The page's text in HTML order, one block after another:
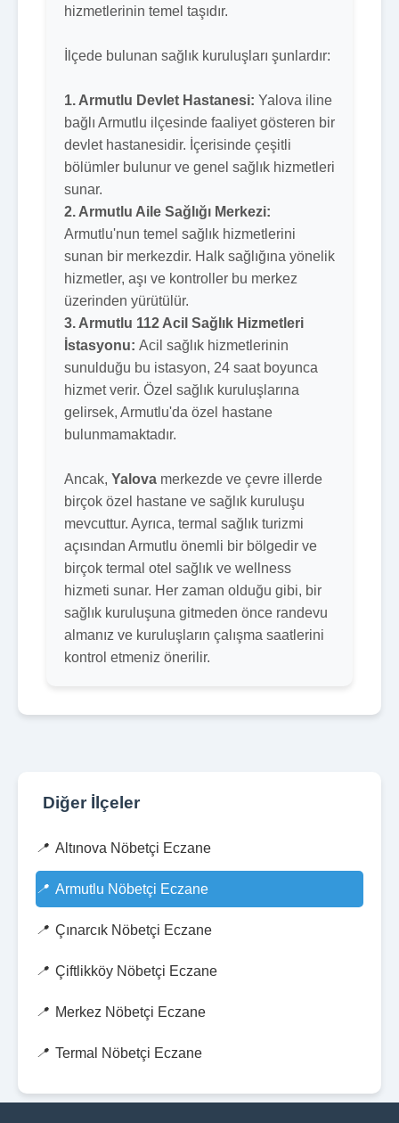
hizmetlerinin temel taşıdır.
İlçede bulunan sağlık kuruluşları şunlardır:
1. Armutlu Devlet Hastanesi: Yalova iline
bağlı Armutlu ilçesinde faaliyet gösteren bir
devlet hastanesidir. İçerisinde çeşitli
bölümler bulunur ve genel sağlık hizmetleri
sunar.
2. Armutlu Aile Sağlığı Merkezi:
Armutlu'nun temel sağlık hizmetlerini
sunan bir merkezdir. Halk sağlığına yönelik
hizmetler, aşı ve kontroller bu merkez
üzerinden yürütülür.
3. Armutlu 112 Acil Sağlık Hizmetleri
İstasyonu: Acil sağlık hizmetlerinin
sunulduğu bu istasyon, 24 saat boyunca
hizmet verir. Özel sağlık kuruluşlarına
gelirsek, Armutlu'da özel hastane
bulunmamaktadır.
Ancak, Yalova merkezde ve çevre illerde
birçok özel hastane ve sağlık kuruluşu
mevcuttur. Ayrıca, termal sağlık turizmi
açısından Armutlu önemli bir bölgedir ve
birçok termal otel sağlık ve wellness
hizmeti sunar. Her zaman olduğu gibi, bir
sağlık kuruluşuna gitmeden önce randevu
almanız ve kuruluşların çalışma saatlerini
kontrol etmeniz önerilir.
Diğer İlçeler
Altınova Nöbetçi Eczane
Armutlu Nöbetçi Eczane
Çınarcık Nöbetçi Eczane
Çiftlikköy Nöbetçi Eczane
Merkez Nöbetçi Eczane
Termal Nöbetçi Eczane